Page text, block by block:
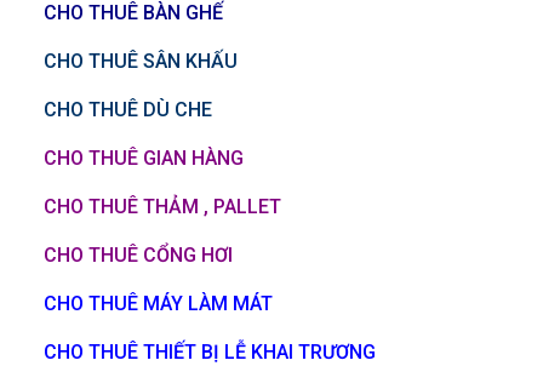
CHO THUÊ BÀN GHẾ
CHO THUÊ SÂN KHẤU
CHO THUÊ DÙ CHE
CHO THUÊ GIAN HÀNG
CHO THUÊ THẢM , PALLET
CHO THUÊ CỔNG HƠI
CHO THUÊ MÁY LÀM MÁT
CHO THUÊ THIẾT BỊ LỄ KHAI TRƯƠNG